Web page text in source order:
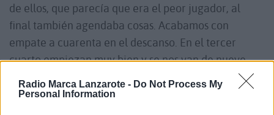
Radio Marca Lanzarote - Do Not Process My
Personal Information
de ellos, que parecía que era el peor jugador, al
final también agendaba cosas. Acabamos con
empate a cuarenta en el descanso. En el tercer
cuarto empiezan muy bien y se nos van de nueve.
Nos costó, pero, con mucho esfuerzo, defendiendo
atrás, sobre todo defendiendo, defendiendo,